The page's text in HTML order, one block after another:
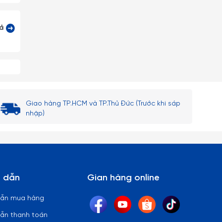
Giao hàng TP.HCM và TP.Thủ Đức (Trước khi sáp
nhập)
dẫn
mua hàng
thanh toán
Gian hàng online